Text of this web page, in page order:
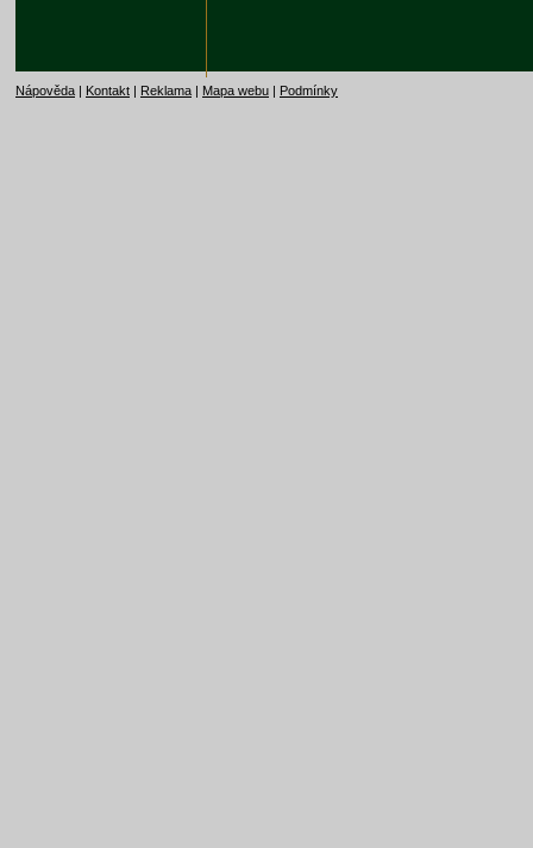
Nápověda | Kontakt | Reklama | Mapa webu | Podmínky